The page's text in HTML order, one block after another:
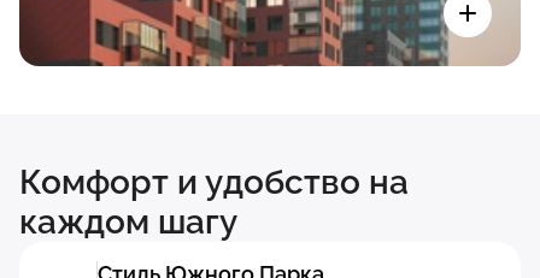
Комфорт и удобство на
каждом шагу